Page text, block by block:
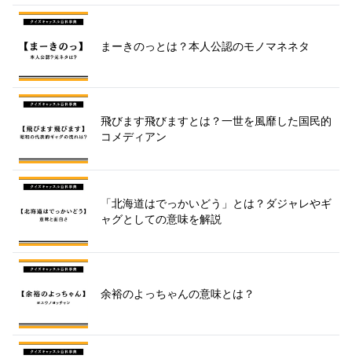
まーきのっとは？本人公認のモノマネネタ
飛びます飛びますとは？一世を風靡した国民的
コメディアン
「北海道はでっかいどう」とは？ダジャレやギ
ャグとしての意味を解説
余裕のよっちゃんの意味とは？